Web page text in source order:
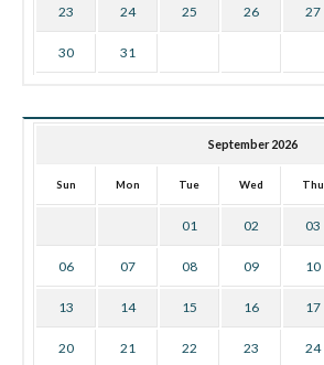
23 24 25 26 27
30 31
September 2026
Sun Mon Tue Wed Thu
01 02 03
06 07 08 09 10
13 14 15 16 17
20 21 22 23 24